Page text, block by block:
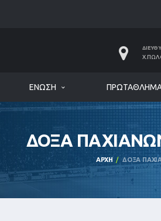
ΈΝΩΣΗ
ΔΟΞΑ
ΑΡΧΉ ΔΟΞΑ